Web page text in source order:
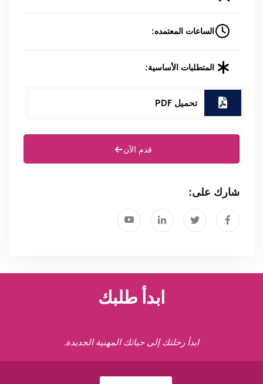
الساعات المعتمده:
المتطلبات الأساسية:
تحميل PDF
قدم الآن
شارك على:
ابدأ طلبك
ابدأ رحلتك إلى حياتك المهنية الجديدة.